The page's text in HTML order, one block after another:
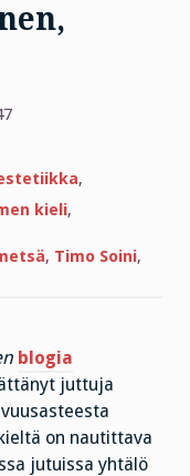
,
kieli,
, Timo Soini,
blogia
juttuja
on nautittava
jutuissa yhtälö